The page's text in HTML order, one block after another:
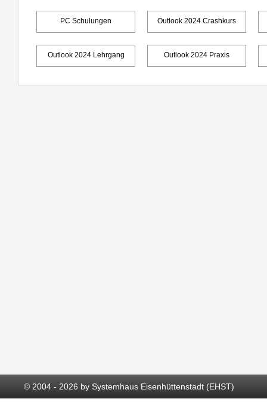
PC Schulungen Outlook 2024 Crashkurs
Outlook 2024 Lehrgang Outlook 2024 Praxis
© 2004 - 2026 by Systemhaus Eisenhüttenstadt (EHST)